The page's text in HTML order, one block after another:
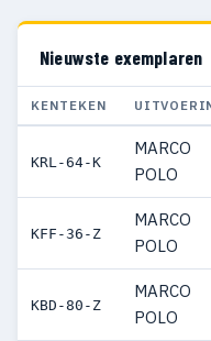
Nieuwste exemplaren
KENTEKEN
KRL-64-K
MARCO
POLO
KFF-36-Z
MARCO
POLO
KBD-80-Z
MARCO
POLO